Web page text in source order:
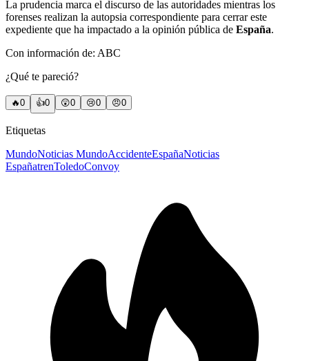
La prudencia marca el discurso de las autoridades mientras los
forenses realizan la autopsia correspondiente para cerrar este
expediente que ha impactado a la opinión pública de España.
Con información de: ABC
¿Qué te pareció?
🔥0 👍0 😲0 😢0 😠0
Etiquetas
MundoNoticias MundoAccidenteEspañaNoticias
EspañatrenToledoConvoy